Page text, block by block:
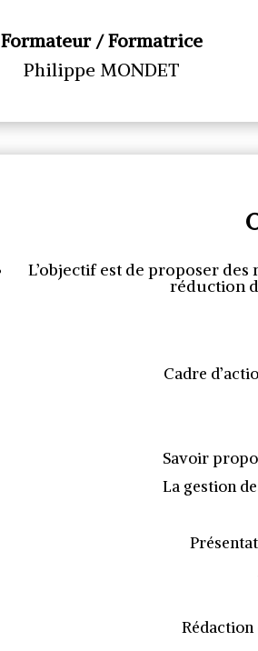
Formateur / Formatrice
Philippe MONDET
L’objectif est de proposer
réduction
Cadre
Savoir
La gestion
Rédaction